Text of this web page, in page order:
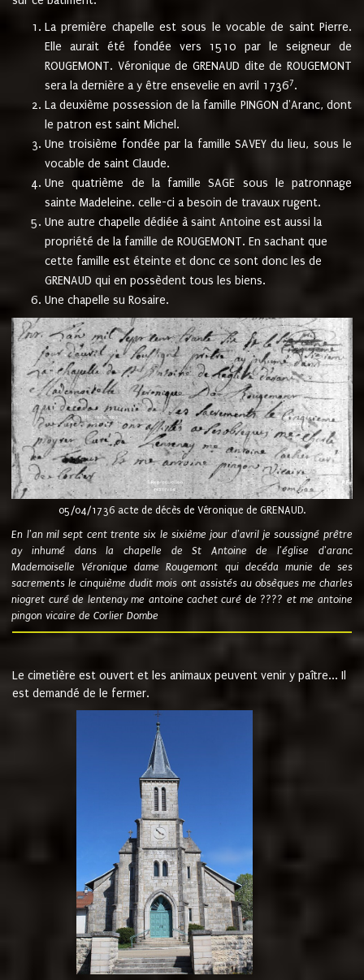
La première chapelle est sous le vocable de saint Pierre.
Elle aurait été fondée vers 1510 par le seigneur de
ROUGEMONT. Véronique de GRENAUD dite de ROUGEMONT
sera la dernière a y être ensevelie en avril 17367.
La deuxième possession de la famille PINGON d'Aranc, dont
le patron est saint Michel.
Une troisième fondée par la famille SAVEY du lieu, sous le
vocable de saint Claude.
Une quatrième de la famille SAGE sous le patronnage
sainte Madeleine. celle-ci a besoin de travaux rugent.
Une autre chapelle dédiée à saint Antoine est aussi la
propriété de la famille de ROUGEMONT. En sachant que
cette famille est éteinte et donc ce sont donc les de
GRENAUD qui en possèdent tous les biens.
Une chapelle su Rosaire.
05/04/1736 acte de décès de Véronique de GRENAUD.
En l'an mil sept cent trente six le sixième jour d'avril je soussigné prêtre
ay inhumé dans la chapelle de St Antoine de l'église d'aranc
Mademoiselle Véronique dame Rougemont qui decéda munie de ses
sacrements le cinquième dudit mois ont assistés au obsèques me charles
niogret curé de lentenay me antoine cachet curé de ???? et me antoine
pingon vicaire de Corlier Dombe
Le cimetière est ouvert et les animaux peuvent venir y paître... Il
est demandé de le fermer.